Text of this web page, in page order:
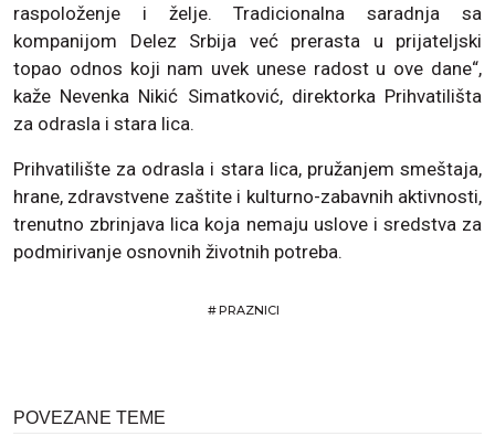
raspoloženje i želje. Tradicionalna saradnja sa
kompanijom Delez Srbija već prerasta u prijateljski
topao odnos koji nam uvek unese radost u ove dane“,
kaže Nevenka Nikić Simatković, direktorka Prihvatilišta
za odrasla i stara lica.
Prihvatilište za odrasla i stara lica, pružanjem smeštaja,
hrane, zdravstvene zaštite i kulturno-zabavnih aktivnosti,
trenutno zbrinjava lica koja nemaju uslove i sredstva za
podmirivanje osnovnih životnih potreba.
#PRAZNICI
POVEZANE TEME